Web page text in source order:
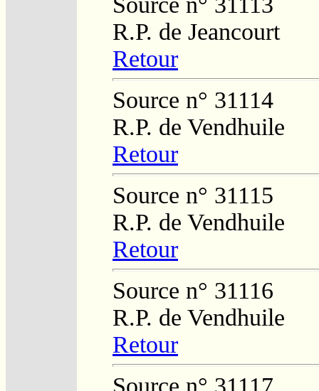
R.P. de Jeancourt
Retour
Source n° 31114
R.P. de Vendhuile
Retour
Source n° 31115
R.P. de Vendhuile
Retour
Source n° 31116
R.P. de Vendhuile
Retour
Source n° 31117